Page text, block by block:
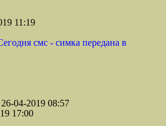
11:19
смс - симка передана в
04-2019 08:57
17:00